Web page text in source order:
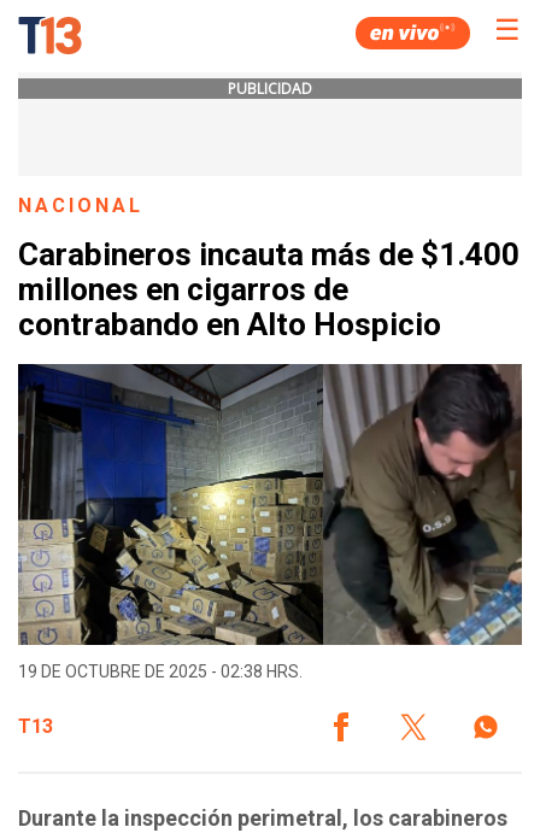
☰
PUBLICIDAD
NACIONAL
Carabineros incauta más de $1.400
millones en cigarros de
contrabando en Alto Hospicio
19 DE OCTUBRE DE 2025 - 02:38 HRS.
T13
Durante la inspección perimetral, los carabineros